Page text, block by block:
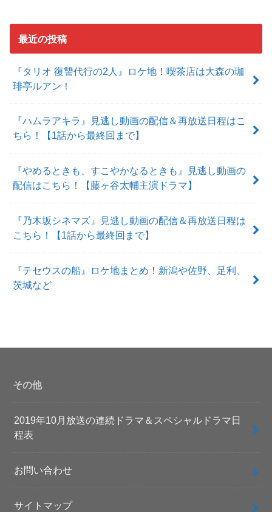
最近の投稿
『タリオ 復讐代行の2人』ロケ地！喫茶店は大森の珈
琲亭ルアン！
『ハムラアキラ』見逃し動画の配信＆再放送日程はこ
ちら！【1話から最終回まで】
『やめるときも、すこやかなるときも』見逃し動画の
配信はこちら！【藤ヶ谷太輔主演ドラマ】
『乃木坂シネマズ』見逃し動画の配信＆再放送日程は
こちら！【1話から最終回まで】
『テセウスの船』ロケ地まとめ！新潟や佐野、足利、
茨城など
その他
2019年10月放送の連続ドラマ＆スペシャルドラマ日
程表
お問い合わせ
サイトマップ